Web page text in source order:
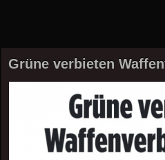
Grüne verbieten